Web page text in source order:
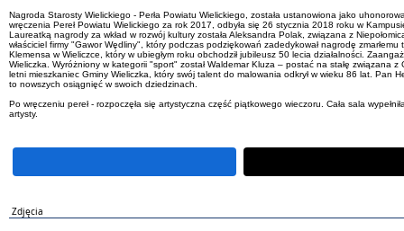
Nagroda Starosty Wielickiego - Perła Powiatu Wielickiego, została ustanowiona jako
wręczenia Pereł Powiatu Wielickiego za rok 2017, odbyła się 26 stycznia 2018 roku w
Laureatką nagrody za wkład w rozwój kultury została Aleksandra Polak, związana z
właściciel firmy "Gawor Wędliny", który podczas podziękowań zadedykował nagrodę
Klemensa w Wieliczce, który w ubiegłym roku obchodził jubileusz 50 lecia działalności.
Wieliczka. Wyróżniony w kategorii "sport" został Waldemar Kluza – postać na stałę związana
letni mieszkaniec Gminy Wieliczka, który swój talent do malowania odkrył w wieku 86 lat. Pan
to nowszych osiągnięć w swoich dziedzinach.
Po wręczeniu pereł - rozpoczęła się artystyczna część piątkowego wieczoru. Cała sala
artysty.
Zdjęcia